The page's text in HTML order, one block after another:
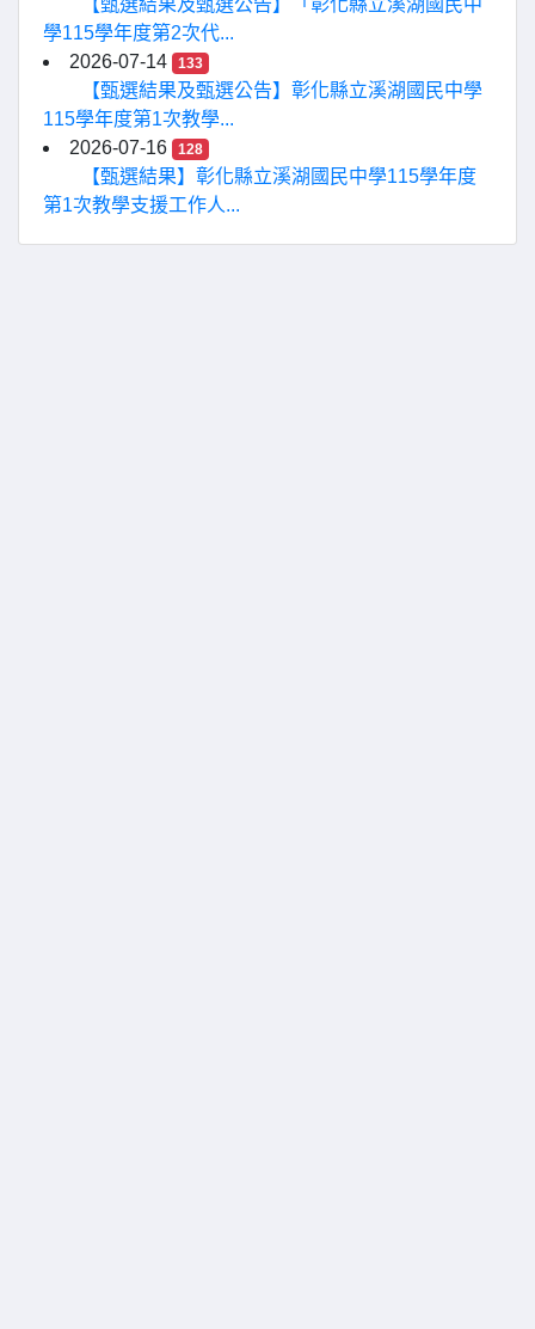
【甄選結果及甄選公告】「彰化縣立溪湖國民中
學115學年度第2次代...
2026-07-14
133
【甄選結果及甄選公告】彰化縣立溪湖國民中學
115學年度第1次教學...
2026-07-16
128
【甄選結果】彰化縣立溪湖國民中學115學年度
第1次教學支援工作人...